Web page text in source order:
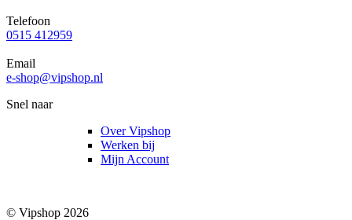
Telefoon
0515 412959
Email
e-shop@vipshop.nl
Snel naar
Over Vipshop
Werken bij
Mijn Account
© Vipshop 2026